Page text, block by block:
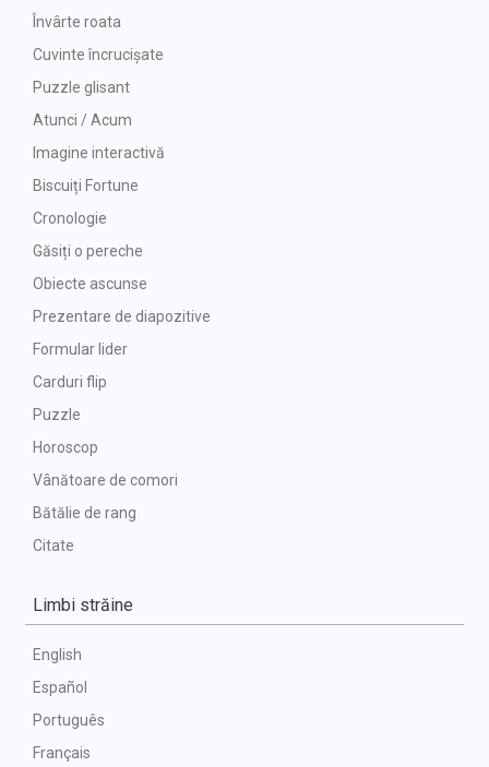
Învârte roata
Cuvinte încrucișate
Puzzle glisant
Atunci / Acum
Imagine interactivă
Biscuiți Fortune
Cronologie
Găsiți o pereche
Obiecte ascunse
Prezentare de diapozitive
Formular lider
Carduri flip
Puzzle
Horoscop
Vânătoare de comori
Bătălie de rang
Citate
Limbi străine
English
Español
Português
Français